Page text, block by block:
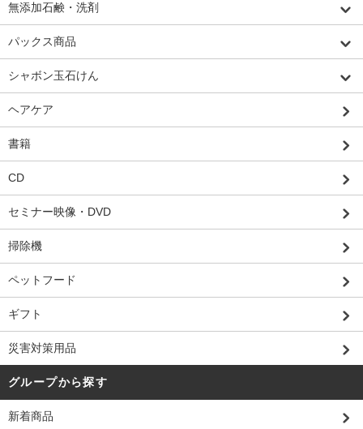
無添加石鹸・洗剤
パックス商品
シャボン玉石けん
ヘアケア
書籍
CD
セミナー映像・DVD
掃除機
ペットフード
ギフト
災害対策用品
グループから探す
新着商品